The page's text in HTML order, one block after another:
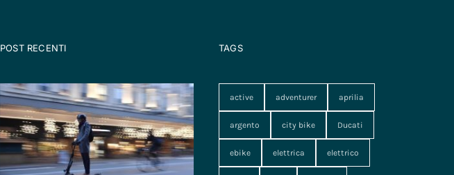
POST RECENTI TAGS
active adventurer aprilia
argento city bike Ducati
ebike elettrica elettrico